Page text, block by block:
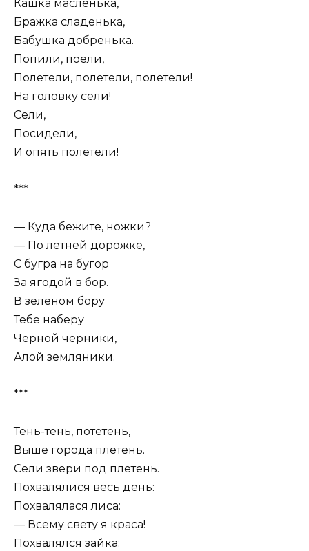
Кашка масленька,
Бражка сладенька,
Бабушка добренька.
Попили, поели,
Полетели, полетели, полетели!
На головку сели!
Сели,
Посидели,
И опять полетели!
***
— Куда бежите, ножки?
— По летней дорожке,
С бугра на бугор
За ягодой в бор.
В зеленом бору
Тебе наберу
Черной черники,
Алой земляники.
***
Тень-тень, потетень,
Выше города плетень.
Сели звери под плетень.
Похвалялися весь день:
Похвалялася лиса:
— Всему свету я краса!
Похвалялся зайка: